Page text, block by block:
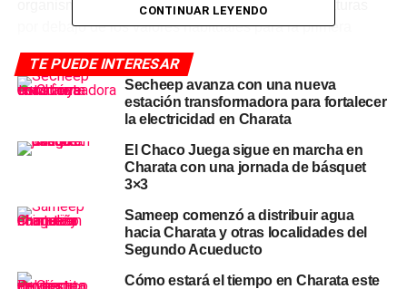
organismo meteorológico, mantendrá las temperaturas
por debajo de los valores habituales para la primera
Chacocon actualizaciones y el estado de las alertas
vigentes, consultá la sección de meteorología del sitio.
Pronóstico para el resto de la
semana en Charata
El martes 9 y el miércoles 10 traerán una estabilización
más clara, con apenas un 10% de probabilidad de lluvia
en ambas jornadas y máximas de 19,2°C y 19,4°C
respectivamente. El jueves 11 registrará una leve
CONTINUAR LEYENDO
TE PUEDE INTERESAR
Secheep avanza con una nueva
estación transformadora para fortalecer
la electricidad en Charata
El Chaco Juega sigue en marcha en
Charata con una jornada de básquet
3×3
Sameep comenzó a distribuir agua
hacia Charata y otras localidades del
Segundo Acueducto
Cómo estará el tiempo en Charata este